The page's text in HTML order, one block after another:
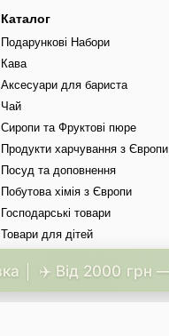
Каталог
Подарункові Набори
Кава
Аксесуари для бариста
Чай
Сиропи та Фруктові пюре
Продукти харчування з Європи
Посуд та доповнення
Побутова хімія з Європи
Господарські товари
Товари для дітей